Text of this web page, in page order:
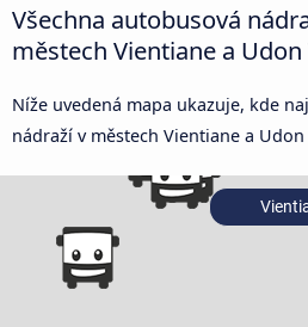
Všechna autobusová
městech Vientiane a Udon
Níže uvedená mapa ukazuje, kde
nádraží v městech Vientiane a Udon